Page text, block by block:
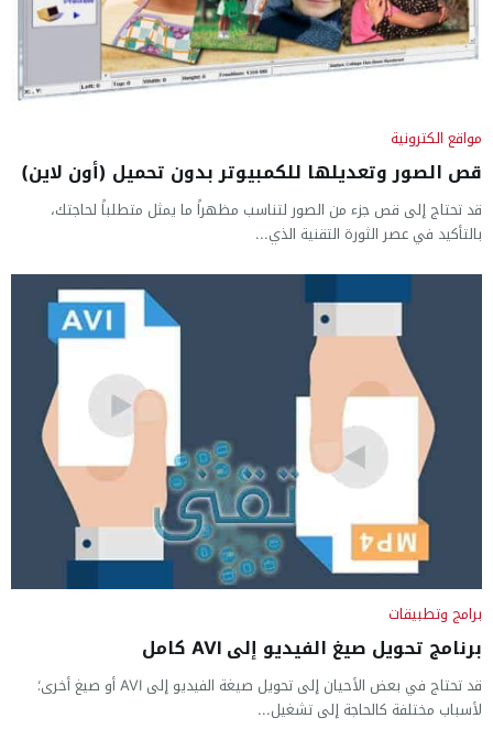
مواقع الكترونية
قص الصور وتعديلها للكمبيوتر بدون تحميل (أون لاين)
قد تحتاج إلى قص جزء من الصور لتناسب مظهراً ما يمثل متطلباً لحاجتك،
بالتأكيد في عصر الثورة التقنية الذي...
برامج وتطبيقات
برنامج تحويل صيغ الفيديو إلى AVI كامل
قد تحتاج في بعض الأحيان إلى تحويل صيغة الفيديو إلى AVI أو صيغ أخرى؛
لأسباب مختلفة كالحاجة إلى تشغيل...